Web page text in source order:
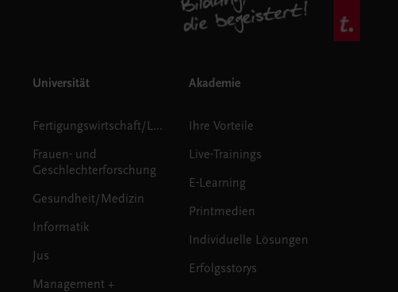
Universität
Fertigungswirtschaft/Logistik
Frauen- und
Geschlechterforschung
Gesundheit/Medizin
Informatik
Jus
Management +
Akademie
Ihre Vorteile
Live-Trainings
E-Learning
Printmedien
Individuelle Lösungen
Erfolgsstorys